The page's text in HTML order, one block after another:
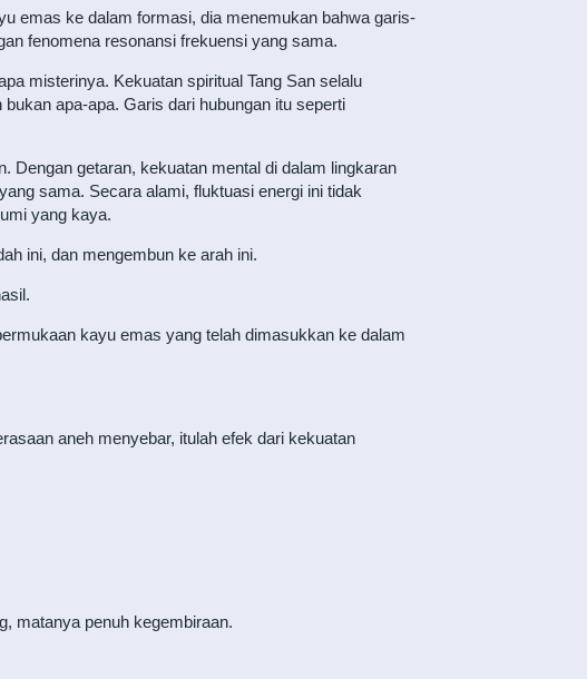
emas ke dalam formasi, dia menemukan bahwa garis-
fenomena resonansi frekuensi yang sama.
misterinya. Kekuatan spiritual Tang San selalu
apa-apa. Garis dari hubungan itu seperti
Dengan getaran, kekuatan mental di dalam lingkaran
sama. Secara alami, fluktuasi energi ini tidak
yang kaya.
ini, dan mengembun ke arah ini.
kayu emas yang telah dimasukkan ke dalam
aneh menyebar, itulah efek dari kekuatan
matanya penuh kegembiraan.